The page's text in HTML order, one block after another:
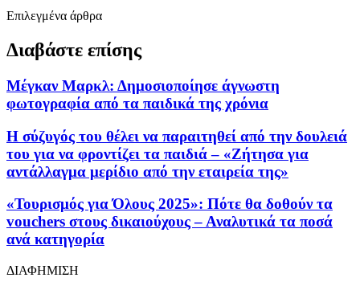
Επιλεγμένα άρθρα
Διαβάστε επίσης
Μέγκαν Μαρκλ: Δημοσιοποίησε άγνωστη
φωτογραφία από τα παιδικά της χρόνια
Η σύζυγός του θέλει να παραιτηθεί από την δουλειά
του για να φροντίζει τα παιδιά – «Ζήτησα για
αντάλλαγμα μερίδιο από την εταιρεία της»
«Τουρισμός για Όλους 2025»: Πότε θα δοθούν τα
vouchers στους δικαιούχους – Αναλυτικά τα ποσά
ανά κατηγορία
ΔΙΑΦΗΜΙΣΗ